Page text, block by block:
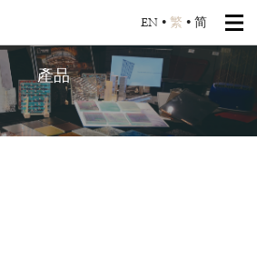
EN • 繁 • 简
產品